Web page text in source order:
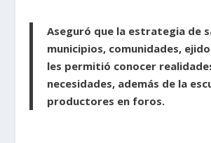
Aseguró que la estrategia de
municipios, comunidades,
les permitió conocer
necesidades, además de la
productores en foros.